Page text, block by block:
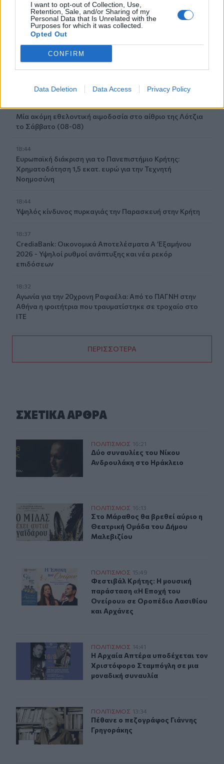
I want to opt-out of Collection, Use,
Retention, Sale, and/or Sharing of my
Personal Data that Is Unrelated with the
Purposes for which it was collected.
Opted Out
CONFIRM
Data Deletion Data Access Privacy Policy
Κυψέλη: Η πρώτη δήλωση της οικογένειας της 38χρονης
18:59
υπογραφές για τα ραντάρ του νέου αεροδρομίου
Μία ακόμη εθελοντική αιμοδοσία στο αίθριο της Λότζια
το Σάββατο (08-08)
18:44
Ευρωπαϊκή διάκριση για το Πανεπιστήμιο Κρήτης:
Χρηματοδότηση 1,5 εκατ. ευρώ για την Τεχνητή
Νοημοσύνη
18:44
Υψηλός κίνδυνος πυρκαγιάς την Παρασκευή στην Κρήτη
18:37
CrediaBank: Οικονομικά Αποτελέσματα A ’Εξαμήνου
2026 - Υψηλοί ρυθμοί ανάπτυξης και νέα ρεκόρ
επιδόσεων
18:32
Αγωνία για την 20χρονη Ραφαέλα: Από το ΠΑΓΝΗ στην
Αθήνα η φοιτήτρια που τραυματίστηκε σε τροχαίο στο
ΙΤΕ
ΠΕΡΙΣΣΟΤΕΡΑ
ΣΧΕΤΙΚA AΡΘΡΑ
Δύο συναυλίες του Νίκου Ανδρουλάκη στο Ηράκλειο
ΠΟΛΙΤΙΣΜΟΣ 16:21
Δύο συναυλίες του Νίκου
Δύο συναυλίες του Νίκου
Ανδρουλάκη στο Ηράκλειο
Στο Μάραθος θα βρεθεί αύριο η Θεατρική Ομάδα του
ΠΟΛΙΤΙΣΜΟΣ 16:13
Στο Μάραθος θα βρεθεί αύριο η
Στο Μάραθος θα βρεθεί αύριο η
Θεατρική Ομάδα του Δήμου
Μαλεβιζίου
Φεστιβάλ Κρήτης: Η μουσική παράσταση «Η Εποχή
ΠΟΛΙΤΙΣΜΟΣ 15:49
Φεστιβάλ Κρήτης: Η μουσική
Φεστιβάλ Κρήτης: Η μουσική
παράσταση «Η Εποχή του
Ονείρου» σε Οροπέδιο Λασιθίου
και Αρχάνες
Μουσική βραδιά στην Αρχαία Απτέρα με τον
ΠΟΛΙΤΙΣΜΟΣ 14:41
Η Αρχαία Απτέρα υποδέχεται τον
Η Αρχαία Απτέρα υποδέχεται τον
Χριστόφορο Σταμπόγλη σε μια
μοναδική συναυλία
Πέθανε ο πεζογράφος Γιάννης Γρηγοράκης
ΠΟΛΙΤΙΣΜΟΣ 13:34
Πέθανε ο πεζογράφος Γιάννης
Πέθανε ο πεζογράφος Γιάννης
Γρηγοράκης